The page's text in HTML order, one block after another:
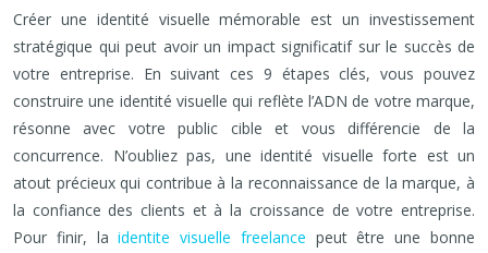
Créer une identité visuelle mémorable est un investissement
stratégique qui peut avoir un impact significatif sur le succès de
votre entreprise. En suivant ces 9 étapes clés, vous pouvez
construire une identité visuelle qui reflète l’ADN de votre marque,
résonne avec votre public cible et vous différencie de la
concurrence. N’oubliez pas, une identité visuelle forte est un
atout précieux qui contribue à la reconnaissance de la marque, à
la confiance des clients et à la croissance de votre entreprise.
Pour finir, laidentite visuelle freelance peut être une bonne